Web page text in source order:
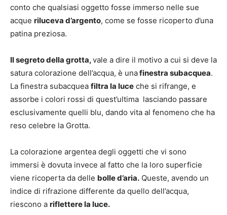
conto che qualsiasi oggetto fosse immerso nelle sue
acque riluceva d’argento, come se fosse ricoperto d’una
patina preziosa.
Il segreto della grotta,vale a dire il motivo a cui si deve la
satura colorazione dell’acqua, è unafinestra subacquea.
La finestra subacquea filtra la luce che si rifrange, e
assorbe i colori rossi di quest’ultima lasciando passare
esclusivamente quelli blu, dando vita al fenomeno che ha
reso celebre la Grotta.
La colorazione argentea degli oggetti che vi sono
immersi è dovuta invece al fatto che la loro superficie
viene ricoperta da delle bolle d’aria. Queste, avendo un
indice di rifrazione differente da quello dell’acqua,
riescono a riflettere la luce.